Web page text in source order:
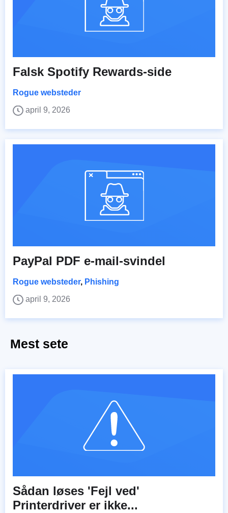
Falsk Spotify Rewards-side
Rogue websteder
april 9, 2026
PayPal PDF e-mail-svindel
Rogue websteder, Phishing
april 9, 2026
Mest sete
Sådan løses 'Fejl ved'
Printerdriver er ikke...